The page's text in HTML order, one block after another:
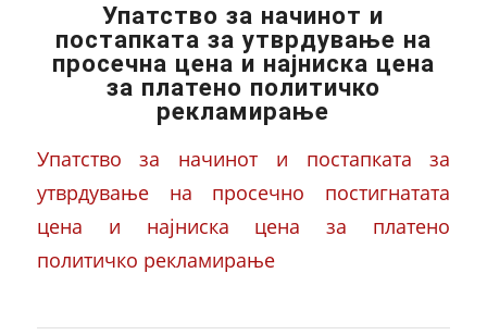
Упатство за начинот и
постапката за утврдување на
просечна цена и најниска цена
за платено политичко
рекламирање
Упатство за начинот и постапката за
утврдување на просечно постигнатата
цена и најниска цена за платено
политичко рекламирање